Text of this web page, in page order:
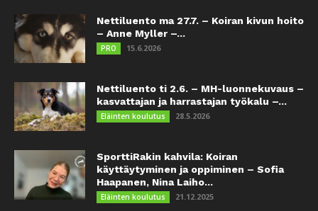
Nettiluento ma 27.7. – Koiran kivun hoito
– Anne Myller –...
PRO 15.6.2026
Nettiluento ti 2.6. – MH-luonnekuvaus –
kasvattajan ja harrastajan työkalu –...
Eläinten koulutus 28.5.2026
SporttiRakin kahvila: Koiran
käyttäytyminen ja oppiminen – Sofia
Haapanen, Nina Laiho...
Eläinten koulutus 21.12.2025